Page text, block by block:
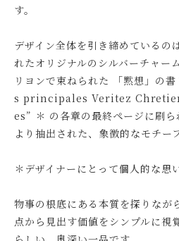
す。
デザイン全体を引き締めているの
れたオリジナルのシルバーチャー
リヨンで束ねられた 「黙想」の
s principales Veritez
es” ＊ の各章の最終ページに刷
より抽出された、象徴的なモチー
＊デザイナーにとって個人的な思
物事の根底にある本質を探りなが
点から見出す価値をシンプルに